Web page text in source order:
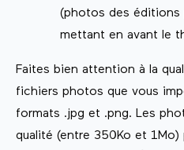
(photos des éditions
mettant en avant le
Faites bien attention à la
fichiers photos que vous
formats .jpg et .png. Les
qualité (entre 350Ko et